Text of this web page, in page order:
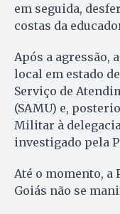
em seguida,
costas da
Após a agressão,
local em estado
Serviço de
(SAMU) e,
Militar à
investigado pela
Até o momento, a
Goiás não se